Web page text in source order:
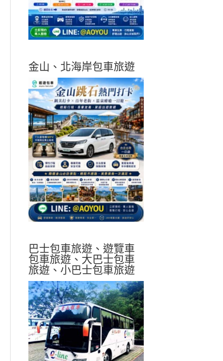
金山、北海岸包車旅遊
巴士包車旅遊、遊覽車
包車旅遊、大巴士包車
旅遊、小巴士包車旅遊